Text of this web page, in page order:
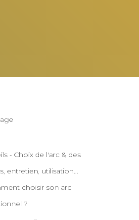
- Choix de l'arc & des
entretien, utilisation...
choisir son arc
?